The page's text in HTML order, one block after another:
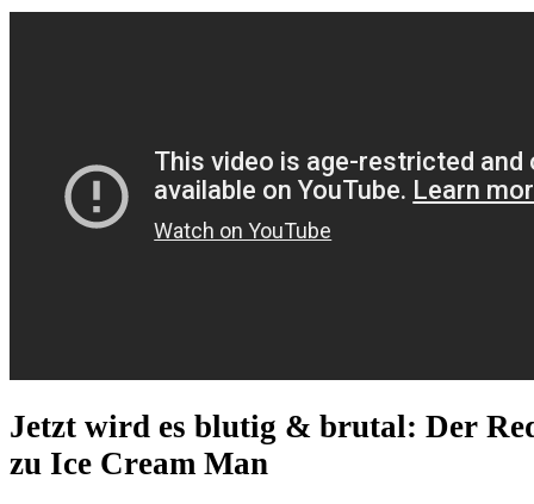
Jetzt wird es blutig & brutal: Der
zu Ice Cream Man